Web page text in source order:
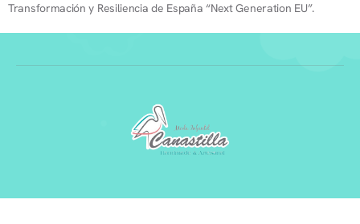
Transformación y Resiliencia de España “Next Generation EU”.